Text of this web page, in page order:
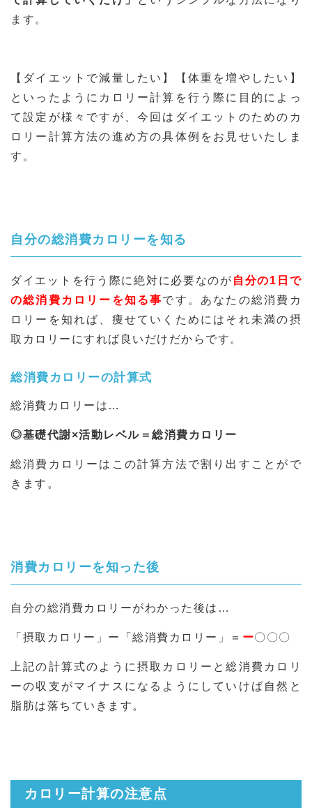
ます。
【ダイエットで減量したい】【体重を増やしたい】
といったようにカロリー計算を行う際に目的によっ
て設定が様々ですが、今回はダイエットのためのカ
ロリー計算方法の進め方の具体例をお見せいたしま
す。
自分の総消費カロリーを知る
ダイエットを行う際に絶対に必要なのが 自分の1日で
の総消費カロリーを知る事です。あなたの総消費カ
ロリーを知れば、痩せていくためにはそれ未満の摂
取カロリーにすれば良いだけだからです。
総消費カロリーの計算式
総消費カロリーは…
◎基礎代謝×活動レベル＝総消費カロリー
総消費カロリーはこの計算方法で割り出すことがで
きます。
消費カロリーを知った後
自分の総消費カロリーがわかった後は…
「摂取カロリー」ー「総消費カロリー」＝ ー〇〇〇
上記の計算式のように摂取カロリーと総消費カロリ
ーの収支がマイナスになるようにしていけば自然と
脂肪は落ちていきます。
カロリー計算の注意点